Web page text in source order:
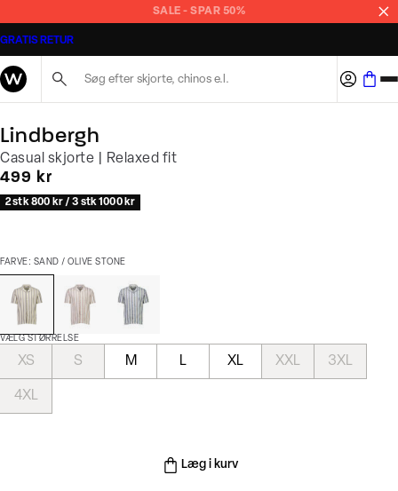
SALE - SPAR 50%
GRATIS RETUR
Lindbergh
Casual skjorte | Relaxed fit
I alt (inkl. rabat)
499 kr
2 stk 800 kr / 3 stk 1000 kr
FARVE: SAND / OLIVE STONE
VÆLG STØRRELSE
XS S M L XL XXL 3XL
4XL
Læg i kurv